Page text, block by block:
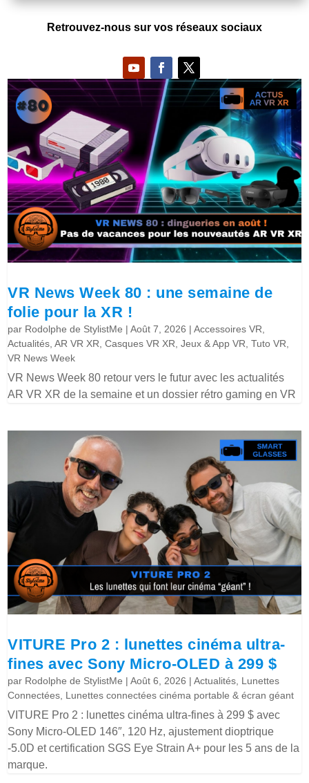
Retrouvez-nous sur vos réseaux sociaux
VR News Week 80 : une semaine de
folie pour la XR !
par Rodolphe de StylistMe |Août 7, 2026 |Accessoires VR
Actualités ,AR VR XR ,Casques VR XR ,Jeux & App VR ,Tuto VR
VR News Week
VR News Week 80 retour vers le futur avec les actualités
AR VR XR de la semaine et un dossier rétro gaming en VR
VITURE Pro 2 : lunettes cinéma ultra-
fines avec Sony Micro-OLED à 299 $
par Rodolphe de StylistMe |Août 6, 2026 |Actualités Lunettes
Connectées Lunettes connectées cinéma portable & écran géant
VITURE Pro 2 : lunettes cinéma ultra-fines à 299 $ avec
Sony Micro-OLED 146″, 120 Hz, ajustement dioptrique
-5.0D et certification SGS Eye Strain A+ pour les 5 ans de la
marque.